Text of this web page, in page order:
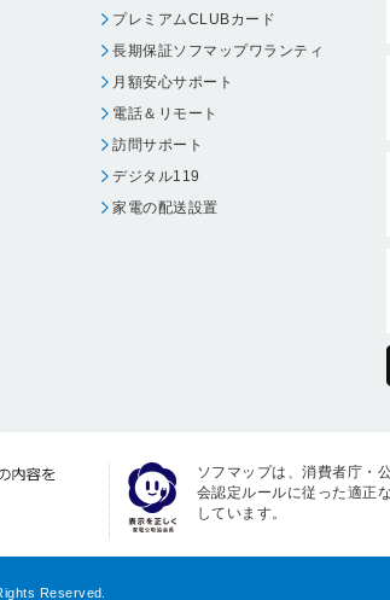
プレミアムCLUBカード
長期保証ソフマップワランティ
月額安心サポート
電話＆リモート
訪問サポート
デジタル119
家電の配送設置
ソフマップは、消費者庁・
会認定ルールに従った適正
しています。
Reserved.